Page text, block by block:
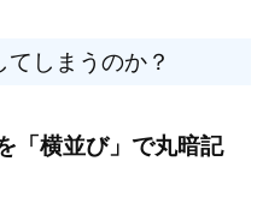
しまうのか？
横並び」で丸暗記